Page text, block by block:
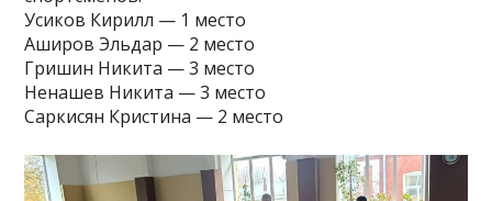
Усиков Кирилл — 1 место
Аширов Эльдар — 2 место
Гришин Никита — 3 место
Ненашев Никита — 3 место
Саркисян Кристина — 2 место